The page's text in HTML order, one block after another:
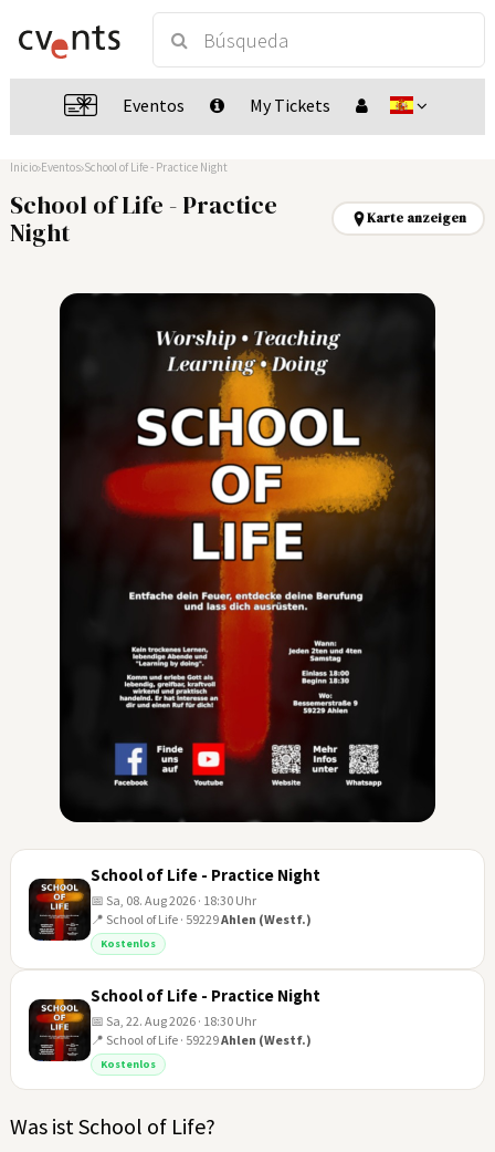
Eventos My Tickets
Inicio Eventos School of Life - Practice Night
School of Life - Practice
Night
Karte anzeigen
AUG
School of Life - Practice Night
📅 Sa, 08. Aug 2026 · 18:30 Uhr
📍 School of Life · 59229Ahlen (Westf.)
Kostenlos
AUG
School of Life - Practice Night
📅 Sa, 22. Aug 2026 · 18:30 Uhr
📍 School of Life · 59229Ahlen (Westf.)
Kostenlos
Was ist School of Life?